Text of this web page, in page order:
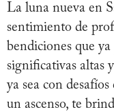
La luna nueva en
sentimiento de
bendiciones que
significativas altas
ya sea con
un ascenso, te